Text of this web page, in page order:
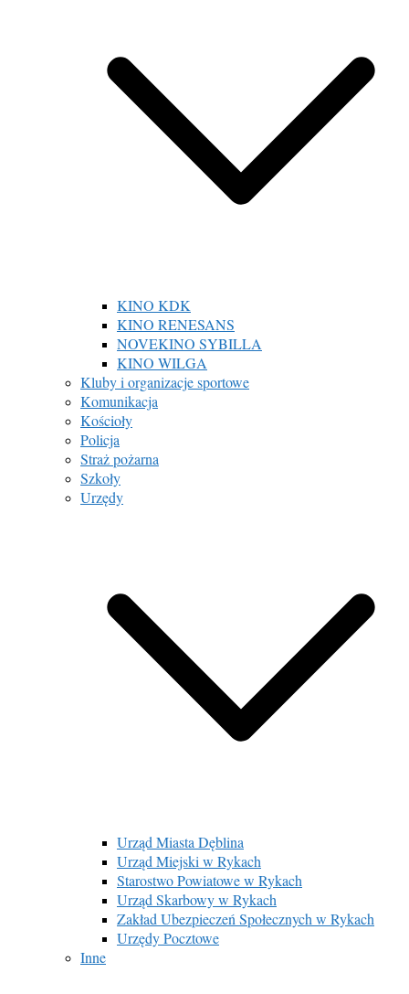
KINO KDK
KINO RENESANS
NOVEKINO SYBILLA
KINO WILGA
Kluby i organizacje sportowe
Komunikacja
Kościoły
Policja
Straż pożarna
Szkoły
Urzędy
Urząd Miasta Dęblina
Urząd Miejski w Rykach
Starostwo Powiatowe w Rykach
Urząd Skarbowy w Rykach
Zakład Ubezpieczeń Społecznych w Rykach
Urzędy Pocztowe
Inne